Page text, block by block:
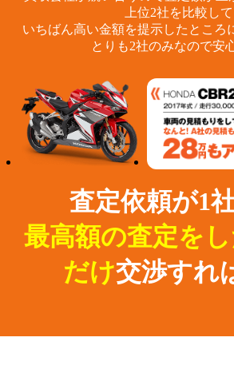
上位2社を比較して
いちばん高い金額を提示したところ
とりも2社のみなので安
査定依頼が1
最高額の査定を
だけ交渉すれ